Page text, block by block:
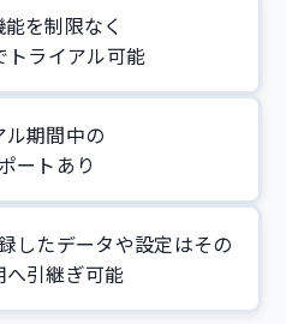
を制限なく
トライアル可能
ル期間中の
ートあり
したデータや設定はその
へ引継ぎ可能